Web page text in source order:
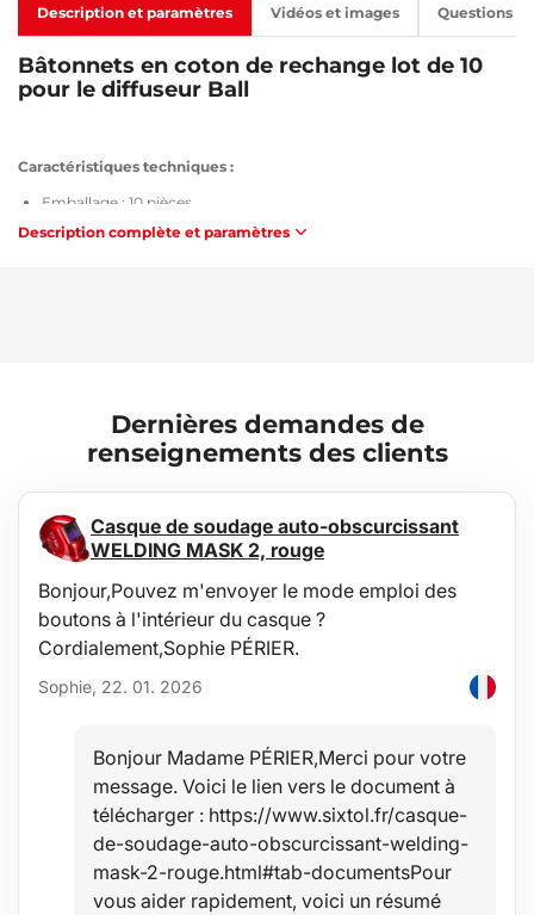
Description et paramètres Vidéos et images Questions
Bâtonnets en coton de rechange lot de 10
pour le diffuseur Ball
Caractéristiques techniques :
Emballage : 10 pièces
Dimensions : 74 x 7 mm
Description complète et paramètres
Dernières demandes de
renseignements des clients
Casque de soudage auto-obscurcissant
WELDING MASK 2, rouge
Bonjour,Pouvez m'envoyer le mode emploi des
boutons à l'intérieur du casque ?
Cordialement,Sophie PÉRIER.
Sophie, 22. 01. 2026
Bonjour Madame PÉRIER,Merci pour votre
message. Voici le lien vers le document à
télécharger : https://www.sixtol.fr/casque-
de-soudage-auto-obscurcissant-welding-
mask-2-rouge.html#tab-documentsPour
vous aider rapidement, voici un résumé